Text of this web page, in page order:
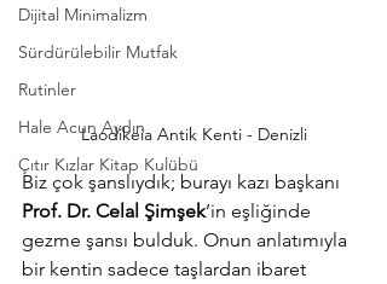
Dijital Minimalizm
Sürdürülebilir Mutfak
Rutinler
Hale Acun Aydın
Çıtır Kızlar Kitap Kulübü
Laodikeia Antik Kenti - Denizli
Biz çok şanslıydık; burayı kazı başkanı
Prof. Dr. Celal Şimşek’in eşliğinde
gezme şansı bulduk. Onun anlatımıyla
bir kentin sadece taşlardan ibaret